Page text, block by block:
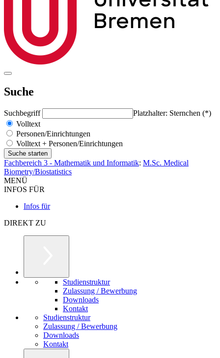
Suche
Suchbegriff
Platzhalter: Sternchen (*)
Volltext
Personen/Einrichtungen
Volltext + Personen/Einrichtungen
Fachbereich 3 - Mathematik und Informatik: M.Sc. Medical
Biometry/Biostatistics
MENÜ
INFOS FÜR
Infos für
DIREKT ZU
Studienstruktur
Zulassung / Bewerbung
Downloads
Kontakt
Studienstruktur
Zulassung / Bewerbung
Downloads
Kontakt